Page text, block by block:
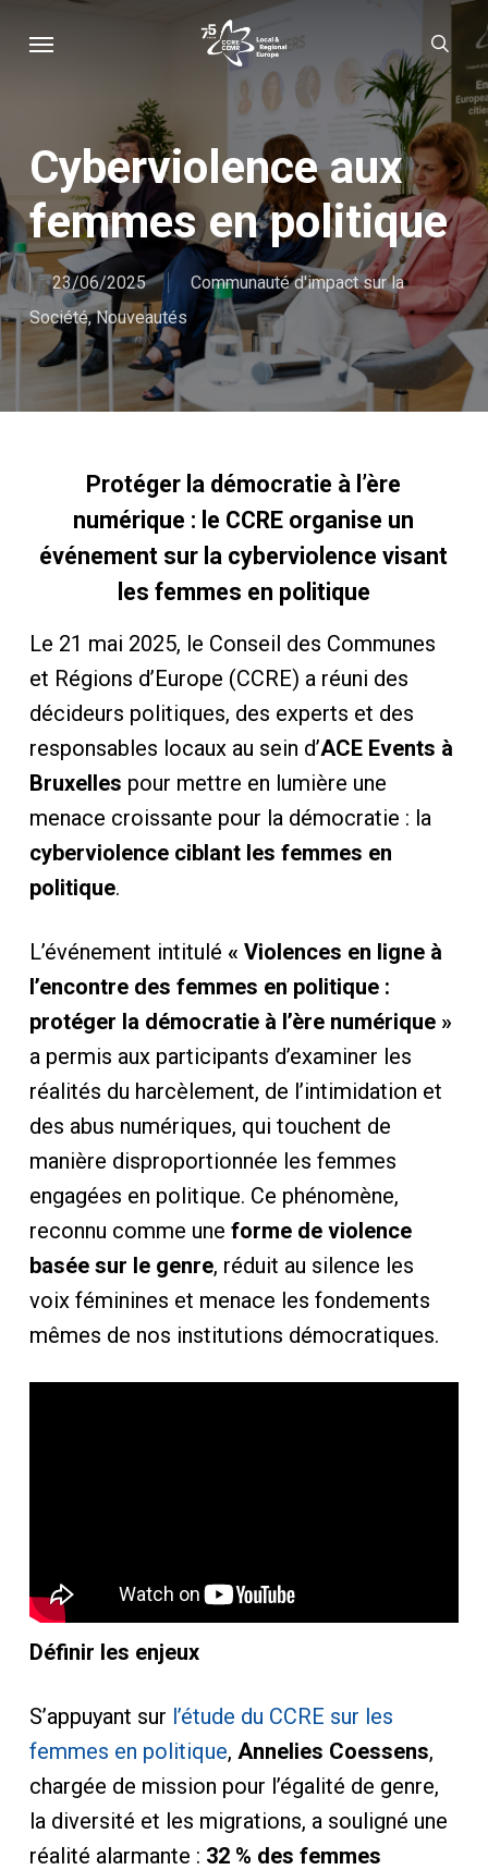
Cyberviolence aux
femmes en politique
23/06/2025
Communauté d'impact sur la
Société,Nouveautés
Protéger la démocratie à l’ère
numérique : le CCRE organise un
événement sur la cyberviolence visant
les femmes en politique
Le 21 mai 2025, le Conseil des Communes
et Régions d’Europe (CCRE) a réuni des
décideurs politiques, des experts et des
responsables locaux au sein d’ACE Events à
Bruxelles pour mettre en lumière une
menace croissante pour la démocratie : la
cyberviolence ciblant les femmes en
politique.
L’événement intitulé « Violences en ligne à
l’encontre des femmes en politique :
protéger la démocratie à l’ère numérique »
a permis aux participants d’examiner les
réalités du harcèlement, de l’intimidation et
des abus numériques, qui touchent de
manière disproportionnée les femmes
engagées en politique. Ce phénomène,
reconnu comme une forme de violence
basée sur le genre, réduit au silence les
voix féminines et menace les fondements
mêmes de nos institutions démocratiques.
Définir les enjeux
S’appuyant sur l’étude du CCRE sur les
femmes en politique, Annelies Coessens,
chargée de mission pour l’égalité de genre,
la diversité et les migrations, a souligné une
réalité alarmante : 32 % des femmes